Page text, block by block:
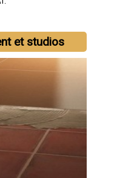
et studios